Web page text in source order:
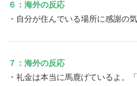
６：海外の反応
・自分が住んでいる場所に感謝の
７：海外の反応
・礼金は本当に馬鹿げているよ。